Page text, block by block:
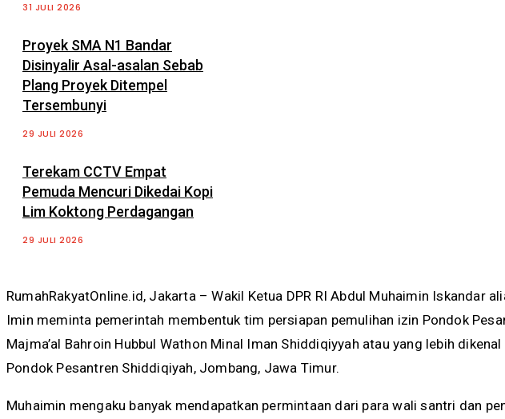
31 JULI 2026
Proyek SMA N1 Bandar
Disinyalir Asal-asalan Sebab
Plang Proyek Ditempel
Tersembunyi
29 JULI 2026
Terekam CCTV Empat
Pemuda Mencuri Dikedai Kopi
Lim Koktong Perdagangan
29 JULI 2026
RumahRakyatOnline.id, Jakarta – Wakil Ketua DPR RI Abdul Muhaimin Iskandar
Imin meminta pemerintah membentuk tim persiapan pemulihan izin Pondok
Majma’al Bahroin Hubbul Wathon Minal Iman Shiddiqiyyah atau yang lebih dikenal
Pondok Pesantren Shiddiqiyah, Jombang, Jawa Timur.
Muhaimin mengaku banyak mendapatkan permintaan dari para wali santri dan